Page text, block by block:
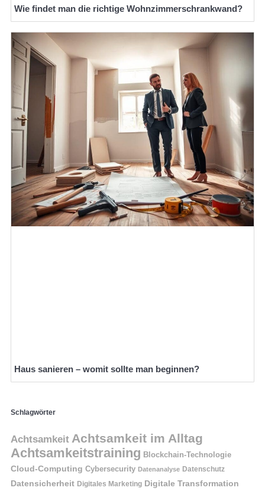
Wie findet man die richtige Wohnzimmerschrankwand?
Haus sanieren – womit sollte man beginnen?
Schlagwörter
Achtsamkeit Achtsamkeit im Alltag
Achtsamkeitstraining Blockchain-Technologie
Cloud-Computing Cybersecurity Datenanalyse Datenschutz
Datensicherheit Digitales Marketing Digitale Transformation